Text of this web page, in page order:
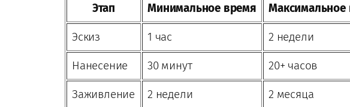
Этап Минимальное время Максимальное
Эскиз 1 час 2 недели
Нанесение 30 минут 20+ часов
Заживление 2 недели 2 месяца